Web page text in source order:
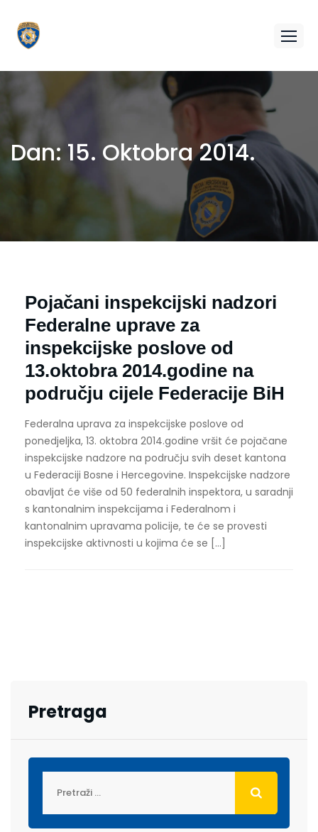
Dan:15. Oktobra 2014.
Pojačani inspekcijski nadzori
Federalne uprave za
inspekcijske poslove od
13.oktobra 2014.godine na
području cijele Federacije BiH
Federalna uprava za inspekcijske poslove od
ponedjeljka, 13. oktobra 2014.godine vršit će pojačane
inspekcijske nadzore na području svih deset kantona
u Federaciji Bosne i Hercegovine. Inspekcijske nadzore
obavljat će više od 50 federalnih inspektora, u saradnji
s kantonalnim inspekcijama i Federalnom i
kantonalnim upravama policije, te će se provesti
inspekcijske aktivnosti u kojima će se […]
Pretraga